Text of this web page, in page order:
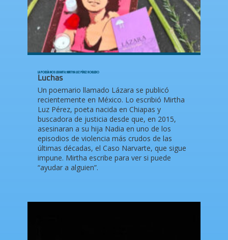
LA POESÍA NOS LEVANTA: MIRTHA LUZ PÉREZ ROBLEDO
Luchas
Un poemario llamado Lázara se publicó
recientemente en México. Lo escribió Mirtha
Luz Pérez, poeta nacida en Chiapas y
buscadora de justicia desde que, en 2015,
asesinaran a su hija Nadia en uno de los
episodios de violencia más crudos de las
últimas décadas, el Caso Narvarte, que sigue
impune. Mirtha escribe para ver si puede
“ayudar a alguien”.